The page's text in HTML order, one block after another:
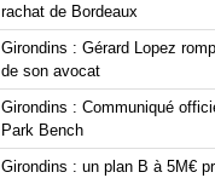
rachat de Bordeaux
Girondins : Gérard Lopez
de son avocat
Girondins : Communiqué
Park Bench
Girondins : un plan B à 5M€